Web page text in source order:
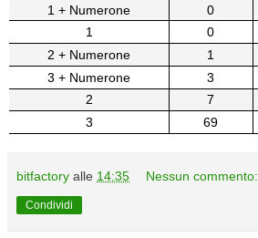
1 + Numerone
0
1
0
2 + Numerone
1
3 + Numerone
3
2
7
3
69
bitfactory alle 14:35 Nessun commento:
Condividi